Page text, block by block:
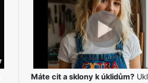
Máte cit a sklony k úklidům?